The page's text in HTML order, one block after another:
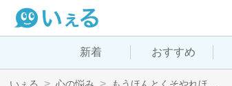
新着 おすすめ